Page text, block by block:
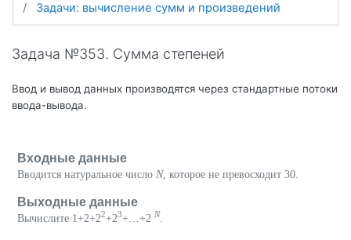
Задачи: вычисление сумм и произведений
Задача №353. Сумма степеней
Ввод и вывод данных производятся через стандартные потоки
ввода-вывода.
Входные данные
Вводится натуральное число N, которое не превосходит 30.
Выходные данные
Вычислите 1+2+22+23+…+2 N